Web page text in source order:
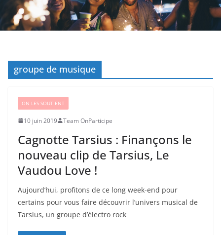
groupe de musique
ON LES SOUTIENT
10 juin 2019 Team OnParticipe
Cagnotte Tarsius : Finançons le
nouveau clip de Tarsius, Le
Vaudou Love !
Aujourd’hui, profitons de ce long week-end pour
certains pour vous faire découvrir l’univers musical de
Tarsius, un groupe d’électro rock